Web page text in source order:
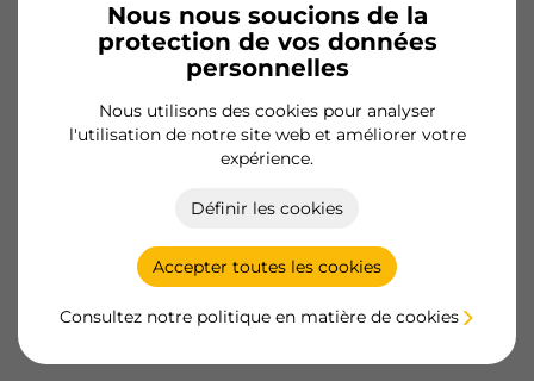
Nous nous soucions de la
protection de vos données
personnelles
Nous utilisons des cookies pour analyser
l'utilisation de notre site web et améliorer votre
expérience.
Définir les cookies
Accepter toutes les cookies
Consultez notre politique en matière de cookies
2030905/EAN 8432393102948
Produits essentiels
Devenir client